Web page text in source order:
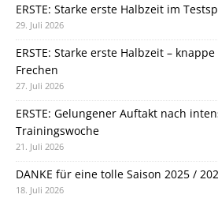
ERSTE: Starke erste Halbzeit im
29. Juli 2026
ERSTE: Starke erste Halbzeit –
Frechen
27. Juli 2026
ERSTE: Gelungener Auftakt nach
Trainingswoche
21. Juli 2026
DANKE für eine tolle Saison 2025 /
18. Juli 2026